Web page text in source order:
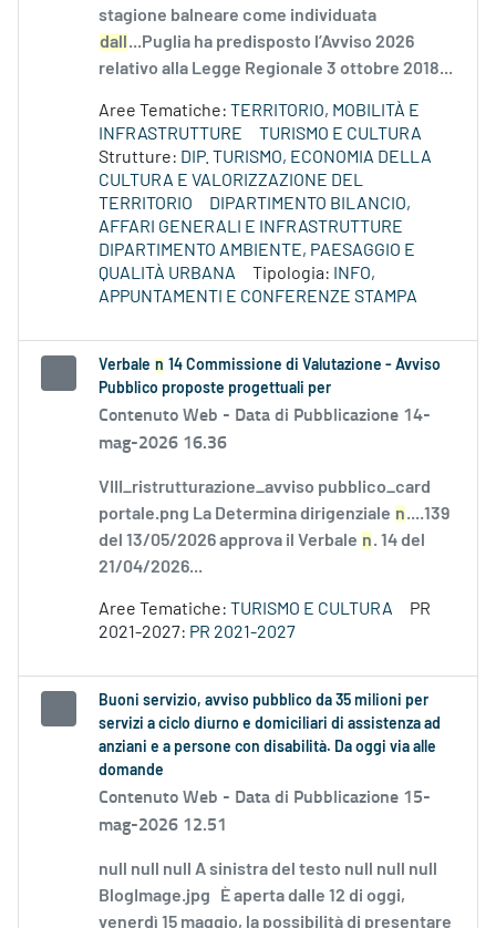
stagione balneare come individuata
dall
...Puglia ha predisposto l’Avviso 2026
relativo alla Legge Regionale 3 ottobre 2018...
Aree Tematiche: TERRITORIO, MOBILITÀ E
INFRASTRUTTURE
TURISMO E CULTURA
Strutture: DIP. TURISMO, ECONOMIA DELLA
CULTURA E VALORIZZAZIONE DEL
TERRITORIO
DIPARTIMENTO BILANCIO,
AFFARI GENERALI E INFRASTRUTTURE
DIPARTIMENTO AMBIENTE, PAESAGGIO E
QUALITÀ URBANA
Tipologia:
INFO,
APPUNTAMENTI E CONFERENZE STAMPA
Verbale n 14 Commissione di Valutazione - Avviso
Pubblico proposte progettuali per
Contenuto Web - Data di Pubblicazione 14-
mag-2026 16.36
VIII_ristrutturazione_avviso pubblico_card
portale.png La Determina dirigenziale n....139
del 13/05/2026 approva il Verbale n. 14 del
21/04/2026...
Aree Tematiche: TURISMO E CULTURA
PR
2021-2027: PR 2021-2027
Buoni servizio, avviso pubblico da 35 milioni per
servizi a ciclo diurno e domiciliari di assistenza ad
anziani e a persone con disabilità. Da oggi via alle
domande
Contenuto Web - Data di Pubblicazione 15-
mag-2026 12.51
null null null A sinistra del testo null null null
BlogImage.jpg È aperta dalle 12 di oggi,
venerdì 15 maggio, la possibilità di presentare